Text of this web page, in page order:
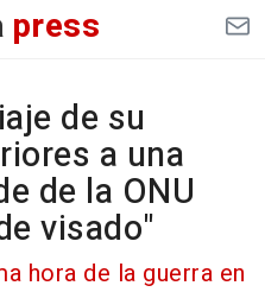
press
de su
a una
de la ONU
visado"
hora de la guerra en